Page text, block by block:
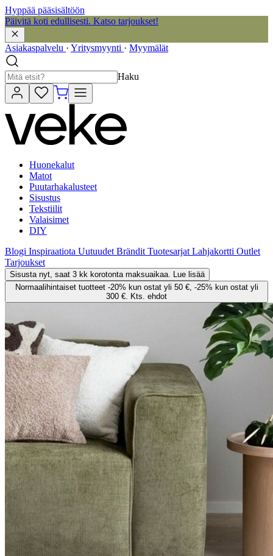
Hyppää pääsisältöön
Päivitä koti edullisesti. Katso tarjoukset!
Asiakaspalvelu · Yritysmyynti · Myymälät
Haku
Huonekalut
Matot
Puutarhakalusteet
Sisustus
Tekstiilit
Valaisimet
DIY
Blogi Inspiraatiota Uutuudet Brändit Tuotesarjat Lahjakortti Outlet
Tarjoukset
Sisusta nyt, saat 3 kk korotonta maksuaikaa. Lue lisää
Normaalihintaiset tuotteet -20% kun ostat yli 50 €, -25% kun ostat yli
300 €. Kts. ehdot